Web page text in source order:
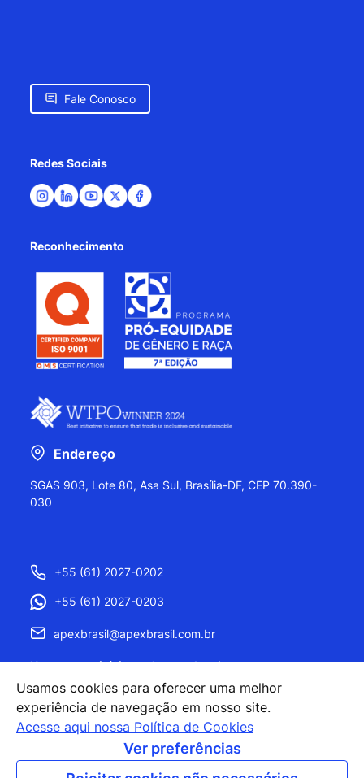
Fale Conosco
Redes Sociais
Reconhecimento
Endereço
SGAS 903, Lote 80, Asa Sul, Brasília-DF, CEP 70.390-
030
+55 (61) 2027-0202
+55 (61) 2027-0203
apexbrasil@apexbrasil.com.br
Nossos escritórios pelo mundo
Usamos cookies para oferecer uma melhor
experiência de navegação em nosso site.
Acesse aqui nossa Política de Cookies
Ver preferências